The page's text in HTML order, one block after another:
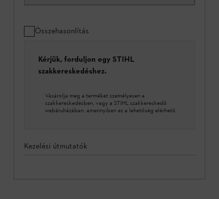
Összehasonlítás
Kérjük, forduljon egy STIHL
szakkereskedéshez.
Vásárolja meg a terméket személyesen a
szakkereskedésben, vagy a STIHL szakkereskedő
webáruházában, amennyiben ez a lehetőség elérhető.
Kezelési útmutatók